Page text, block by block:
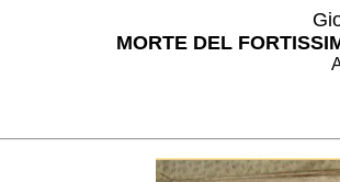
MORTE DEL